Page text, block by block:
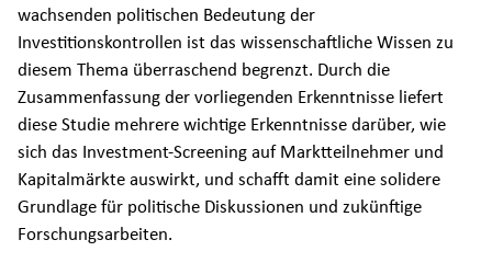
wachsenden politischen Bedeutung der
Investitionskontrollen ist das wissenschaftliche Wissen zu
diesem Thema überraschend begrenzt. Durch die
Zusammenfassung der vorliegenden Erkenntnisse liefert
diese Studie mehrere wichtige Erkenntnisse darüber, wie
sich das Investment-Screening auf Marktteilnehmer und
Kapitalmärkte auswirkt, und schafft damit eine solidere
Grundlage für politische Diskussionen und zukünftige
Forschungsarbeiten.